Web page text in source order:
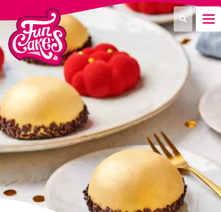
Que recherchez-vous ?
Recherche